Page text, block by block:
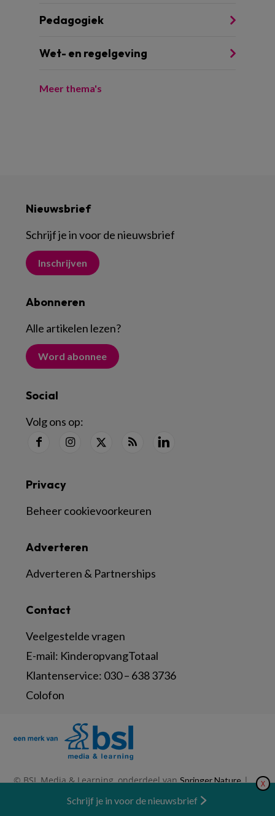
Pedagogiek
Wet- en regelgeving
Meer thema's
Nieuwsbrief
Schrijf je in voor de nieuwsbrief
Inschrijven
Abonneren
Alle artikelen lezen?
Word abonnee
Social
Volg ons op:
Contact
Veelgestelde vragen
E-mail: KinderopvangTotaal
Klantenservice: 030 – 638 3736
Colofon
Adverteren
Adverteren & Partnerships
Privacy
Beheer cookievoorkeuren
© BSL Media & Learning, onderdeel van Springer Nature | X
Schrijf je in voor de nieuwsbrief
Nieuwsbrief Abonneren